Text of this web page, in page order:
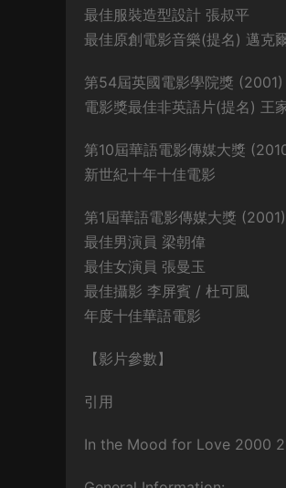
最佳服裝造型設計 張叔平
最佳原創電影音樂(提名) 邁克
第54屆英國電影學院獎 (2001)
電影獎最佳非英語片(提名) 王
第10屆華語電影傳媒大獎
新世紀十年十佳電影
第1屆華語電影傳媒大獎 (2001)
最佳男演員 梁朝偉
最佳女演員 張曼玉
最佳攝影 李屏賓 / 杜可風
年度十佳華語電影
【影片參數】
引用
In the Mood for Love 2000